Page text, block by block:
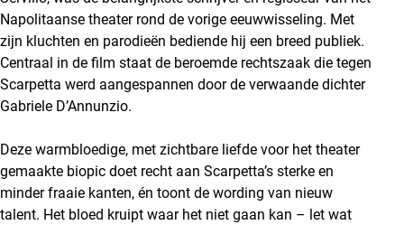
Napolitaanse theater rond de vorige eeuwwisseling. Met
zijn kluchten en parodieën bediende hij een breed publiek.
Centraal in de film staat de beroemde rechtszaak die tegen
Scarpetta werd aangespannen door de verwaande dichter
Gabriele D’Annunzio.
Deze warmbloedige, met zichtbare liefde voor het theater
gemaakte biopic doet recht aan Scarpetta’s sterke en
minder fraaie kanten, én toont de wording van nieuw
talent. Het bloed kruipt waar het niet gaan kan – let wat